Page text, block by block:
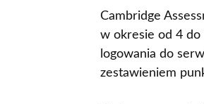
Cambridge
w okresie od 4 do
logowania do
zestawieniem